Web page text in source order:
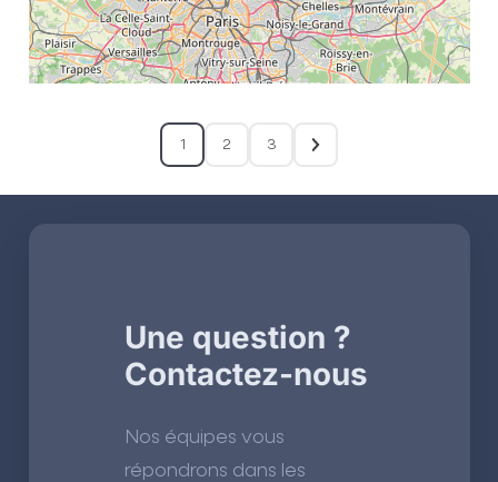
1 2 3
Une question ?
Contactez-nous
Nos équipes vous
répondrons dans les